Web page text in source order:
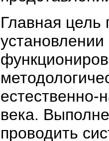
Главная цель
естественно-
века.
проводить